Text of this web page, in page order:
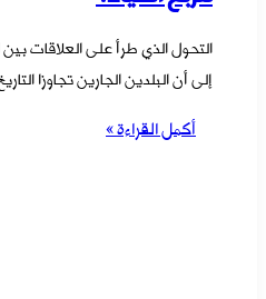
التحول الذي طرأ على العلاقات
إلى أن البلدين الجارين تجاوزا
أكمل القراءة »